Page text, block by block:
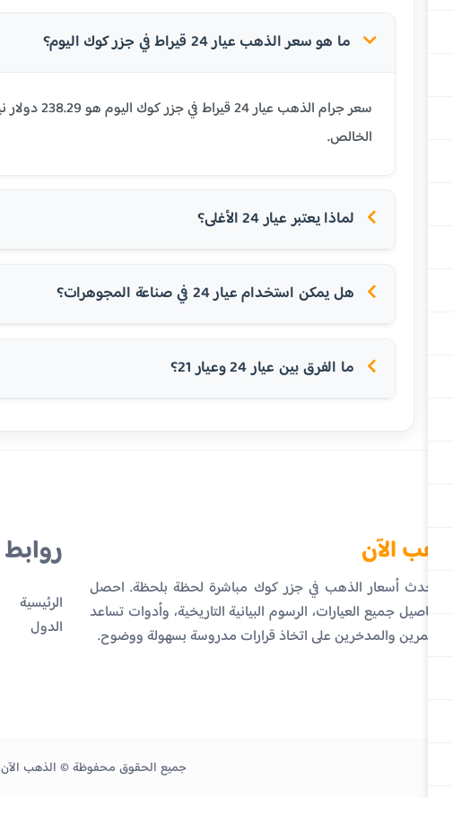
ما هو سعر الذهب عيار 24 قيراط في جزر كوك اليوم؟
الخالص.
لماذا يعتبر عيار 24 الأغلى؟
هل يمكن استخدام عيار 24 في صناعة المجوهرات؟
ما الفرق بين عيار 24 وعيار 21؟
الذهب الآن
تابع أحدث أسعار الذهب في جزر كوك مباشرة لحظة بلحظة. احصل
على تفاصيل جميع العيارات، الرسوم البيانية التاريخية، وأدوات تساعد
المستثمرين والمدخرين على اتخاذ قرارات مدروسة بسهولة ووضوح.
روابط
الرئيسية
الدول
جميع الحقوق محفوظة © الذهب الآن 2026